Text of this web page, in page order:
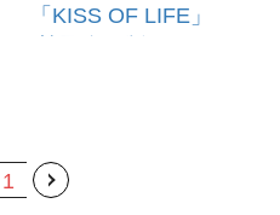
「KISS OF LIFE」
1